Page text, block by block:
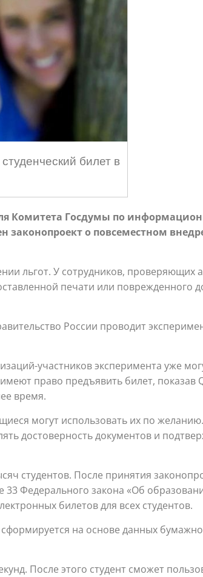
билет в
Комитета Госдумы по
законопроект о повсеместном
льгот. У сотрудников, проверяющих
печати или поврежденного
России проводит
участников эксперимента уже
право предъявить билет, показав
время.
могут использовать их по желанию.
достоверность документов и
студентов. После принятия
Федерального закона «Об
билетов для всех студентов.
на основе данных
После этого студент сможет